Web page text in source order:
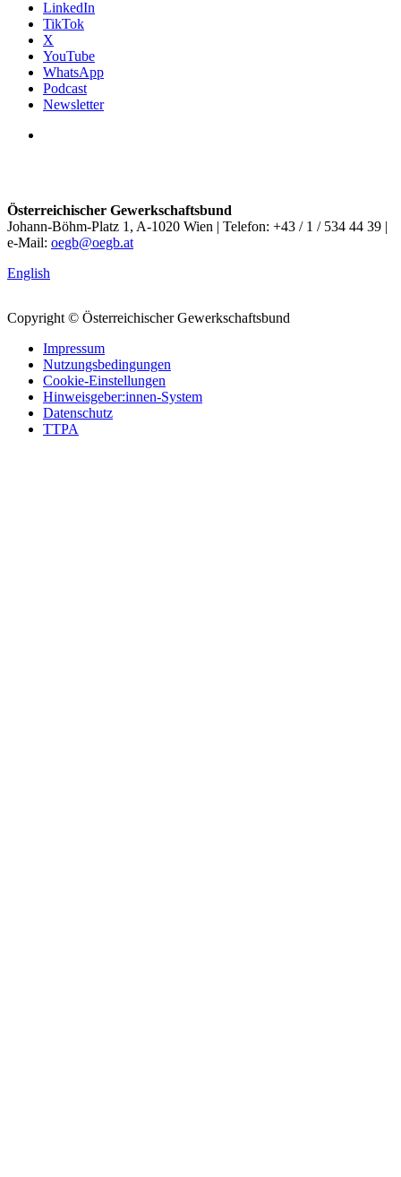
LinkedIn
TikTok
X
YouTube
WhatsApp
Podcast
Newsletter
Österreichischer Gewerkschaftsbund
Johann-Böhm-Platz 1, A-1020 Wien | Telefon: +43 / 1 / 534 44 39 |
e-Mail: oegb@oegb.at
English
Copyright © Österreichischer Gewerkschaftsbund
Impressum
Nutzungsbedingungen
Cookie-Einstellungen
Hinweisgeber:innen-System
Datenschutz
TTPA